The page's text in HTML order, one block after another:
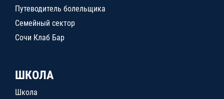
Путеводитель болельщика
Семейный сектор
Сочи Клаб Бар
ШКОЛА
Школа